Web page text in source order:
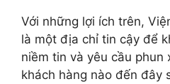
Với những lợi ích trên,
là một địa chỉ tin cậy để
niềm tin và yêu cầu phun
khách hàng nào đến đây